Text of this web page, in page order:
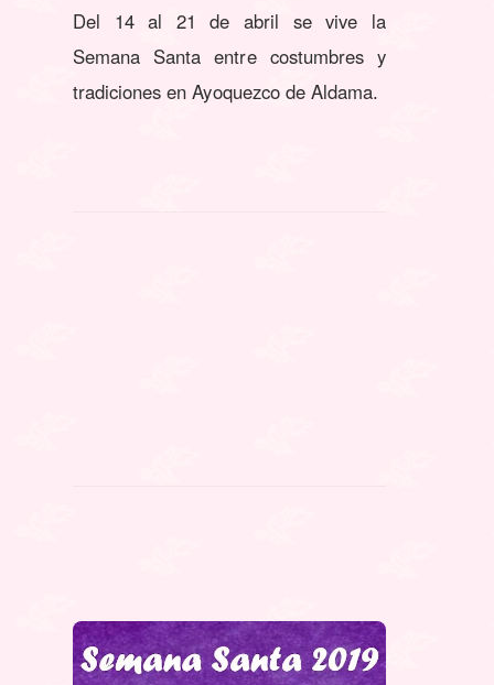
Del 14 al 21 de abril se vive la
Semana Santa entre costumbres y
tradiciones en Ayoquezco de Aldama.